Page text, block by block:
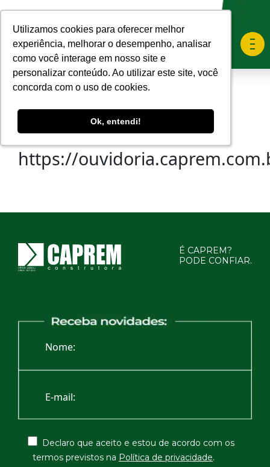
Utilizamos cookies para oferecer melhor
experiência, melhorar o desempenho, analisar
como você interage em nosso site e
personalizar conteúdo. Ao utilizar este site, você
concorda com o uso de cookies.
Ok, entendi!
Utilizamos cookies para oferecer melhor
experiência, melhorar o desempenho, analisar
como você interage em nosso site e
personalizar conteúdo. Ao utilizar este site, você
concorda com o uso de cookies.
Ok, entendi!
https://
É CAPREM?
PODE CONFIAR.
Declaro que aceito e estou de acordo com os
termos previstos na Política de privacidade.